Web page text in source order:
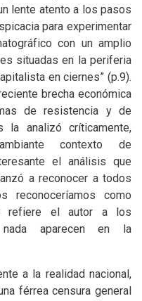
lente atento a los pasos
para experimentar
con un amplio
situadas en la periferia
en ciernes” (p.9).
brecha económica
de resistencia y de
la analizó críticamente,
contexto de
el análisis que
a reconocer a todos
como
refiere el autor a los
aparecen en la
a la realidad nacional,
férrea censura general